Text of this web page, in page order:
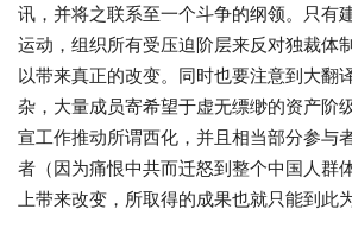
讯，并将之联系至一个斗争的纲领。只有
运动，组织所有受压迫阶层来反对独裁体
以带来真正的改变。同时也要注意到大翻
杂，大量成员寄希望于虚无缥缈的资产阶
宣工作推动所谓西化，并且相当部分参与
者（因为痛恨中共而迁怒到整个中国人群
上带来改变，所取得的成果也就只能到此